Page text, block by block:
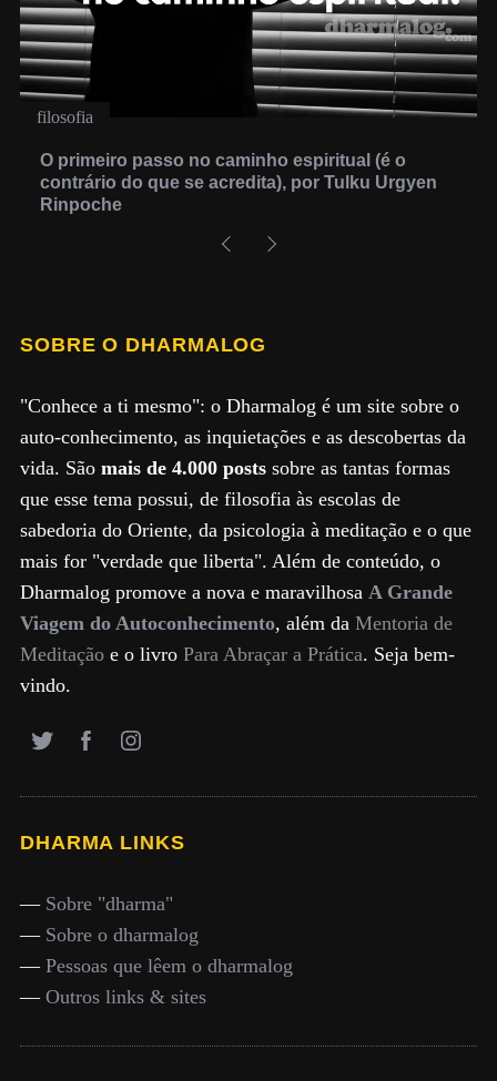
filosofia
O primeiro passo no caminho espiritual (é o
contrário do que se acredita), por Tulku Urgyen
Rinpoche
SOBRE O DHARMALOG
"Conhece a ti mesmo": o Dharmalog é um site sobre o
auto-conhecimento, as inquietações e as descobertas da
vida. São mais de 4.000 postssobre as tantas formas
que esse tema possui, de filosofia às escolas de
sabedoria do Oriente, da psicologia à meditação e o que
mais for "verdade que liberta". Além de conteúdo, o
Dharmalog promove a nova e maravilhosa A Grande
Viagem do Autoconhecimento, além da Mentoria de
Meditaçãoe o livro Para Abraçar a Prática. Seja bem-
vindo.
DHARMA LINKS
— Sobre "dharma"
— Sobre o dharmalog
— Pessoas que lêem o dharmalog
— Outros links & sites